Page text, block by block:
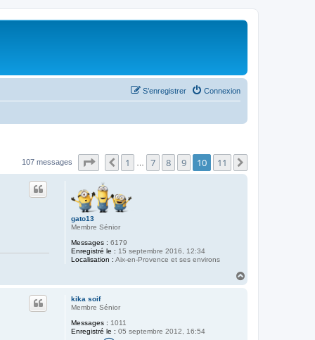
Connexion
S’enregistrer
107 messages Page 10sur 11
Précédente
1 7 8 9 10 11
gato13
Membre Sénior
Messages : 6179
Enregistré le : 15 septembre 2016, 12:34
Localisation : Aix-en-Provence et ses environs
kika soif
Membre Sénior
Messages : 1011
Enregistré le : 05 septembre 2012, 16:54